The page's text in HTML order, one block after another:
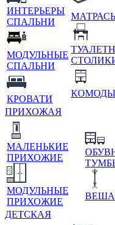
ИНТЕРЬЕРЫ
СПАЛЬНИ
МОДУЛЬНЫЕ
СПАЛЬНИ
КРОВАТИ
КОМОДЫ
ПРИХОЖАЯ
МАЛЕНЬКИЕ
ПРИХОЖИЕ
МОДУЛЬНЫЕ
ПРИХОЖИЕ
ДЕТСКАЯ